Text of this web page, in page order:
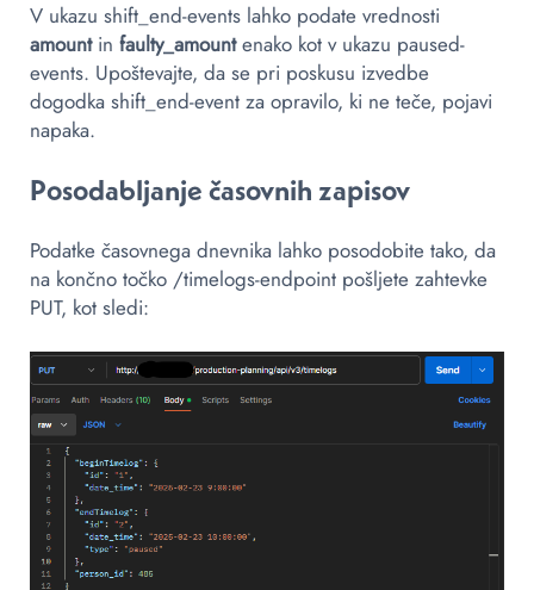
V ukazu shift_end-events lahko podate vrednosti
amount in faulty_amountenako kot v ukazu paused-
events. Upoštevajte, da se pri poskusu izvedbe
dogodka shift_end-event za opravilo, ki ne teče, pojavi
napaka.
Posodabljanje časovnih zapisov
Podatke časovnega dnevnika lahko posodobite tako, da
na končno točko /timelogs-endpoint pošljete zahtevke
PUT, kot sledi: